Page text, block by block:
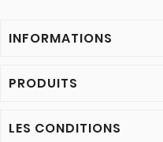
INFORMATIONS
PRODUITS
LES CONDITIONS